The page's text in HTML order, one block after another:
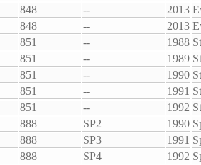
848 -- 2013
848 -- 2013
851 -- 1988
851 -- 1989
851 -- 1990
851 -- 1991
851 -- 1992
888 SP2 1990
888 SP3 1991
888 SP4 1992